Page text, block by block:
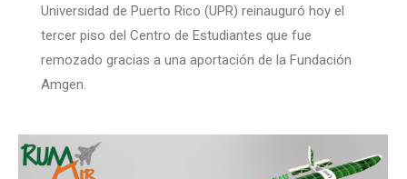
Universidad de Puerto Rico (UPR) reinauguró hoy el
tercer piso del Centro de Estudiantes que fue
remozado gracias a una aportación de la Fundación
Amgen.